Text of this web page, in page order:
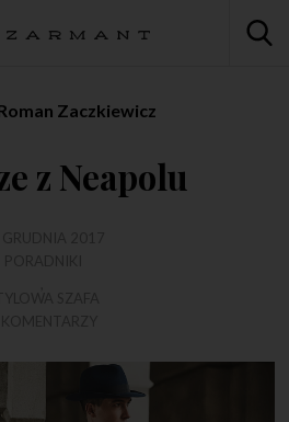
Zaczkiewicz
z Neapolu